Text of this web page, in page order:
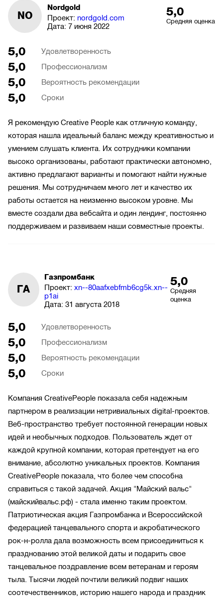
NO
Nordgold
Проект: nordgold.com
Дата: 7 июня 2022
5,0
Средняя оценка
5,0 Удовлетворенность
5,0 Профессионализм
5,0 Вероятность рекомендации
5,0 Сроки
Я рекомендую Creative People как отличную команду,
которая нашла идеальный баланс между креативностью и
умением слушать клиента. Их сотрудники компании
высоко организованы, работают практически автономно,
активно предлагают варианты и помогают найти нужные
решения. Мы сотрудничаем много лет и качество их
работы остается на неизменно высоком уровне. Мы
вместе создали два вебсайта и один лендинг, постоянно
поддерживаем и развиваем наши совместные проекты.
ГА
Газпромбанк
Проект:xn--80aafxebfmb6cg5k.xn--
p1ai
Дата:31 августа 2018
5,0
Средняя
оценка
5,0 Удовлетворенность
5,0 Профессионализм
5,0 Вероятность рекомендации
5,0 Сроки
Компания CreativePeople показала себя надежным
партнером в реализации нетривиальных digital-проектов.
Веб-пространство требует постоянной генерации новых
идей и необычных подходов. Пользователь ждет от
каждой крупной компании, которая претендует на его
внимание, абсолютно уникальных проектов. Компания
CreativePeople показала, что более чем способна
справиться с такой задачей. Акция "Майский вальс"
(майскийвальс.рф) - стала именно таким проектом.
Патриотическая акция Газпромбанка и Всероссийской
федерацией танцевального спорта и акробатического
рок-н-ролла дала возможность всем присоединиться к
празднованию этой великой даты и подарить свое
танцевальное поздравление всем ветеранам и героям
тыла. Тысячи людей почтили великий подвиг наших
соотечественников, историю нашего народа и праздник